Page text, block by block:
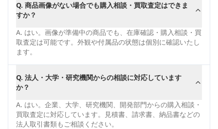
Q. 商品画像がない場合でも購入相談・買取査定はできま
すか？
A. はい。画像が準備中の商品でも、在庫確認・購入相談・買
取査定は可能です。外観や付属品の状態は個別に確認いたし
ます。
Q. 法人・大学・研究機関からの相談に対応しています
か？
A. はい。企業、大学、研究機関、開発部門からの購入相談・
買取査定に対応しています。見積書、請求書、納品書などの
法人取引書類もご相談ください。